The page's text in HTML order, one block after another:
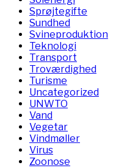
Sprøjtegifte
Sundhed
Svineproduktion
Teknologi
Transport
Troværdighed
Turisme
Uncategorized
UNWTO
Vand
Vegetar
Vindmøller
Virus
Zoonose